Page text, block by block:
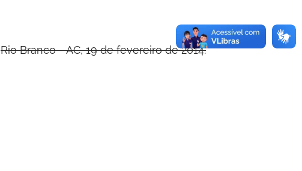
Rio Branco - AC, 19 de fevereiro de 2014.